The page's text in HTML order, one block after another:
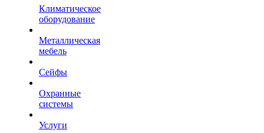
Климатическое
оборудование
Металлическая
мебель
Сейфы
Охранные
системы
Услуги